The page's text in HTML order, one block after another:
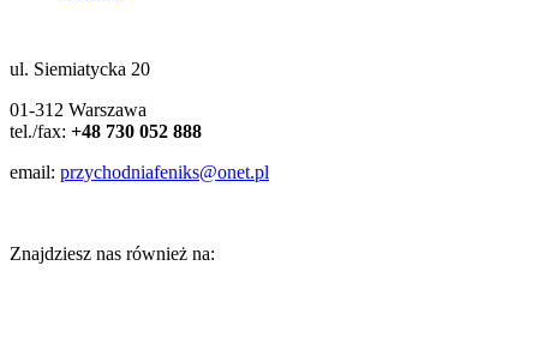
ul. Siemiatycka 20
01-312 Warszawa
tel./fax: +48 730 052 888
email: przychodniafeniks@onet.pl
Znajdziesz nas również na: